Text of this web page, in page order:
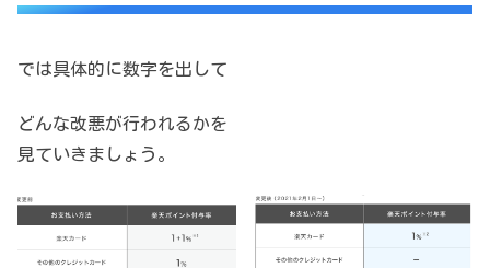
では具体的に数字を出して
どんな改悪が行われるかを
見ていきましょう。